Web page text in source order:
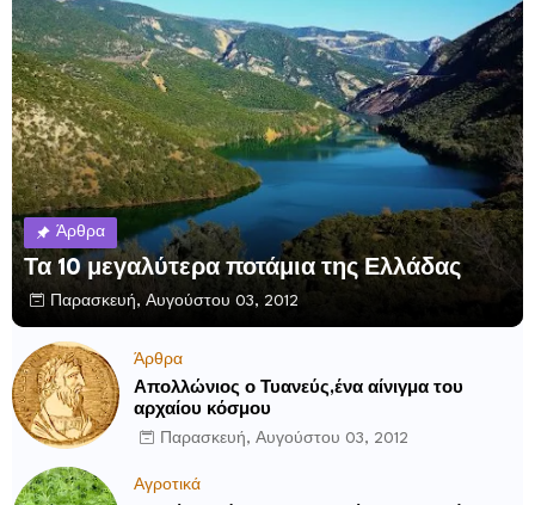
Άρθρα
Τα 10 μεγαλύτερα ποτάμια της Ελλάδας
Παρασκευή, Αυγούστου 03, 2012
Άρθρα
Απολλώνιος ο Τυανεύς,ένα αίνιγμα του
αρχαίου κόσμου
Παρασκευή, Αυγούστου 03, 2012
Αγροτικά